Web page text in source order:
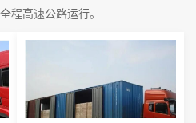
程高速公路运行。